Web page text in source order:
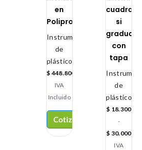
en
Polipropileno
Instrumental
de
plástico
$448.800
IVA
Incluido
Cotizar
si
con
tapa
de
plástico
$ 18.300
-
$ 30.000
IVA